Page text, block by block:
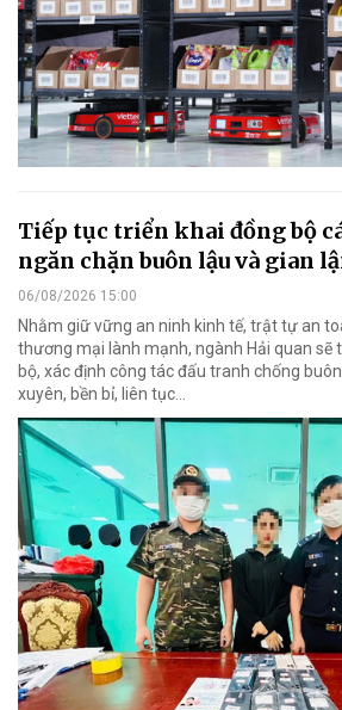
Tiếp tục triển khai đồng bộ
ngăn chặn buôn lậu và gian
06/08/2026 15:00
Nhằm giữ vững an ninh kinh tế, trật tự an
thương mại lành mạnh, ngành Hải quan sẽ
bộ, xác định công tác đấu tranh chống
xuyên, bền bỉ, liên tục…